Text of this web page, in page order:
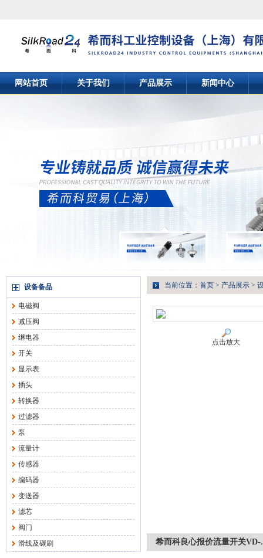
网站首页 关于我们 产品展示 新闻中心
设备备品
电磁阀
减压阀
继电器
开关
显示表
插头
转换器
过滤器
泵
流量计
传感器
编码器
变送器
滤芯
阀门
滑线及碳刷
当前位置： 首页 > 产品展示 >
点击放大
希而科良心报价流量开关